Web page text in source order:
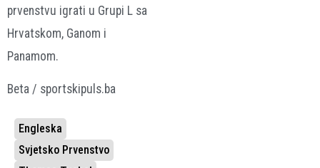
prvenstvu igrati u Grupi L sa
Hrvatskom, Ganom i
Panamom.
Beta / sportskipuls.ba
Engleska
Svjetsko Prvenstvo